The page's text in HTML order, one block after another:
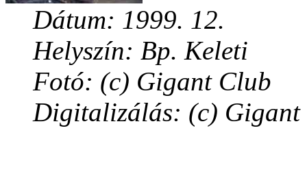
Dátum: 1999. 12.
Helyszín: Bp. Keleti
Fotó: (c) Gigant Club
Digitalizálás: (c) Gigant